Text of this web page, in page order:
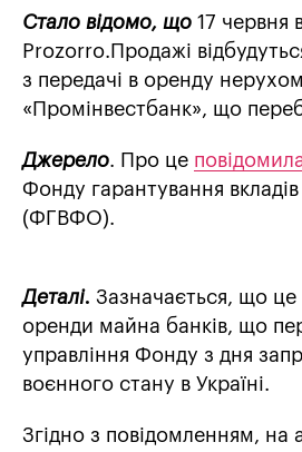
Стало відомо, що 17 червня
Prozorro.Продажі
з передачі в оренду
«Промінвестбанк», що
Джерело. Про це
Фонду гарантування
(ФГВФО).
Деталі. Зазначається, що це
оренди майна банків, що
управління Фонду з дня
воєнного стану в Україні.
Згідно з повідомленням, на